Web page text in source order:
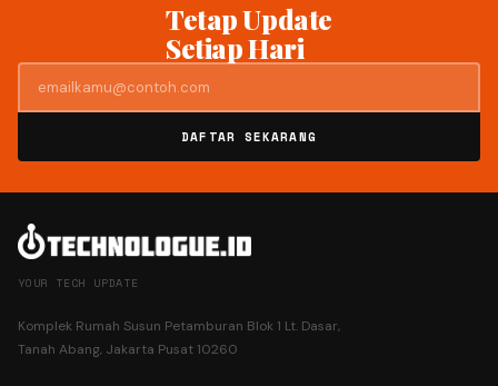
Tetap Update
Setiap Hari
DAFTAR SEKARANG
YOUR TECH UPDATE
Komplek Rumah Susun Petamburan Blok 1 Lt. Dasar,
Tanah Abang, Jakarta Pusat 10260